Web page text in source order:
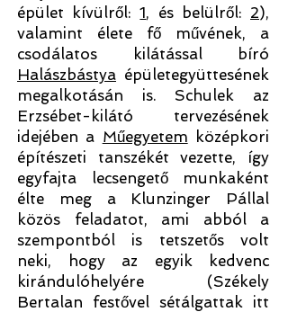
épület kívülről:1, és belülről: 2),
valamint élete fő művének, a
csodálatos kilátással bíró
Halászbástya épületegyüttesének
megalkotásán is. Schulek az
Erzsébet-kilátó tervezésének
idejében a Műegyetem középkori
építészeti tanszékét vezette, így
egyfajta lecsengető munkaként
élte meg a Klunzinger Pállal
közös feladatot, ami abból a
szempontból is tetszetős volt
neki, hogy az egyik kedvenc
kirándulóhelyére (Székely
Bertalan festővel sétálgattak itt